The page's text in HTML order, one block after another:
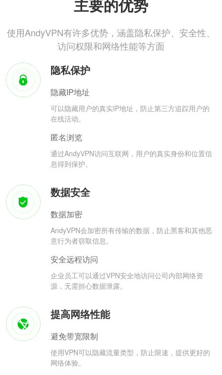
主要的优势
使用AndyVPN有许多优势，涵盖隐私保护、安全性、
访问权限和网络性能等方面
隐私保护
隐藏IP地址
可以隐藏用户的真实IP地址，防止第三方追踪用户的
在线活动。
匿名浏览
通过AndyVPN访问互联网，用户的真实身份和位置信
息得到保护。
数据安全
数据加密
AndyVPN会加密所有传输的数据，防止黑客和其他恶
意行为者窃取信息。
安全远程访问
企业员工可以通过VPN安全地访问公司内部网络资
源，无需担心数据泄露。
提高网络性能
避免带宽限制
使用VPN可以隐藏流量类型，防止限速，提供更好的
网络体验。